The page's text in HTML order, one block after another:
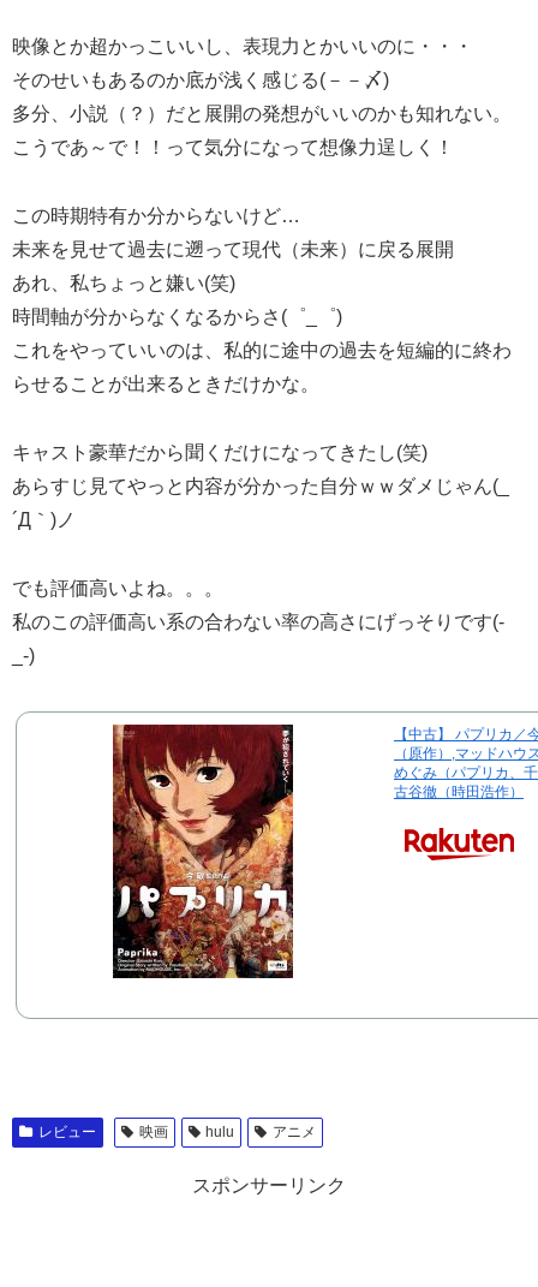
映像とか超かっこいいし、表現力とかいいのに・・・
そのせいもあるのか底が浅く感じる(－－〆)
多分、小説（？）だと展開の発想がいいのかも知れない。
こうであ～で！！って気分になって想像力逞しく！
この時期特有か分からないけど…
未来を見せて過去に遡って現代（未来）に戻る展開
あれ、私ちょっと嫌い(笑)
時間軸が分からなくなるからさ(゜_゜)
これをやっていいのは、私的に途中の過去を短編的に終わ
らせることが出来るときだけかな。
キャスト豪華だから聞くだけになってきたし(笑)
あらすじ見てやっと内容が分かった自分ｗｗダメじゃん(_
´Д｀)ノ
でも評価高いよね。。。
私のこの評価高い系の合わない率の高さにげっそりです(-
_-)
【中古】 パプリカ／
（原作）,マッドハウ
めぐみ（パプリカ、
古谷徹（時田浩作）
レビュー 映画 hulu アニメ
スポンサーリンク